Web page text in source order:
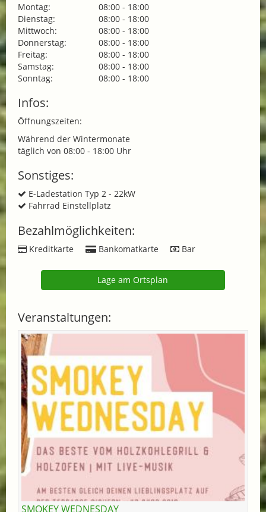
Montag:
08:00 - 18:00
Dienstag:
08:00 - 18:00
Mittwoch:
08:00 - 18:00
Donnerstag:
08:00 - 18:00
Freitag:
08:00 - 18:00
Samstag:
08:00 - 18:00
Sonntag:
08:00 - 18:00
Infos:
Öffnungszeiten:
Während der Wintermonate
täglich von 08:00 - 18:00 Uhr
Sonstiges:
E-Ladestation Typ 2 - 22kW
Fahrrad Einstellplatz
Bezahlmöglichkeiten:
Kreditkarte Bankomatkarte Bar
Lage am Ortsplan
Veranstaltungen:
SMOKEY WEDNESDAY